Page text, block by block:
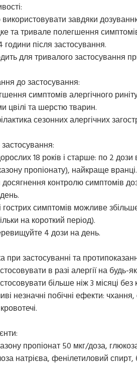
використовувати завдяки
та тривале полегшення симптомів
години після застосування.
для тривалого застосування
до застосування:
симптомів алергічного
цвілі та шерстю тварин.
сезонних алергічних
18 років і старше: по 2
пропіонату), найкраще вранці.
досягнення контролю симптомів
гострих симптомів можливе
на короткий період).
4 дози на день.
при застосуванні та
в разі алергії на будь-
більше ніж 3 місяці без
незначні побічні ефекти: чхання,
пропіонат 50 мкг/доза,
натрієва, фенілетиловий